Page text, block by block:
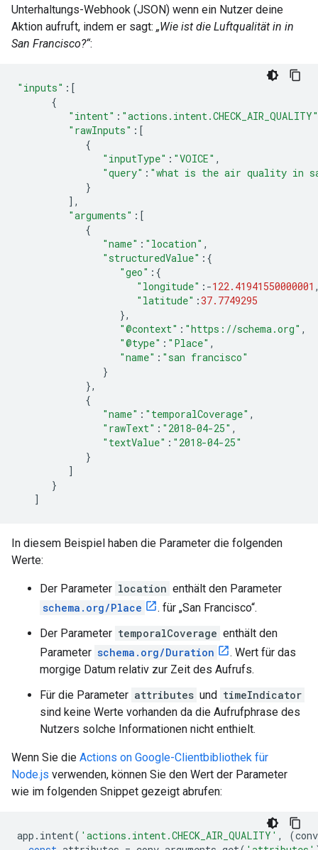
Unterhaltungs-Webhook (JSON) wenn ein Nutzer deine
Aktion aufruft, indem er sagt: „Wie ist die Luftqualität in in
San Francisco?“:
"inputs" : [
{
"intent" : "actions.intent.CHECK_AIR_QUALITY"
"rawInputs" : [
{
"inputType" : "VOICE" ,
"query" : "what is the air quality in
}
],
"arguments" : [
{
"name" : "location" ,
"structuredValue" : {
"geo" : {
"longitude" :-122.41941550000001
"latitude" :37.7749295
},
"@context" : "https://schema.org" ,
"@type" : "Place" ,
"name" : "san francisco"
}
},
{
"name" : "temporalCoverage" ,
"rawText" : "2018-04-25" ,
"textValue" : "2018-04-25"
}
]
}
]
In diesem Beispiel haben die Parameter die folgenden
Werte:
Der Parameter location enthält den Parameter
schema.org/Place
. für „San Francisco“.
Der Parameter temporalCoverage enthält den
Parameter schema.org/Duration
. Wert für das
morgige Datum relativ zur Zeit des Aufrufs.
Für die Parameter attributes und timeIndicator
sind keine Werte vorhanden da die Aufrufphrase des
Nutzers solche Informationen nicht enthielt.
Wenn Sie die Actions on Google-Clientbibliothek für
Node.js verwenden, können Sie den Wert der Parameter
wie im folgenden Snippet gezeigt abrufen:
app . intent( 'actions.intent.CHECK_AIR_QUALITY' , (conv